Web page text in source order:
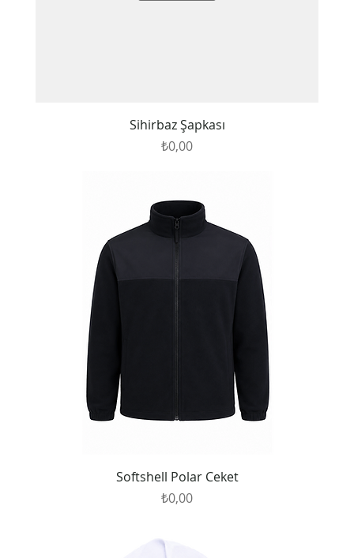
Sihirbaz Şapkası
Fiyat
₺0,00
Softshell Polar Ceket
Fiyat
₺0,00